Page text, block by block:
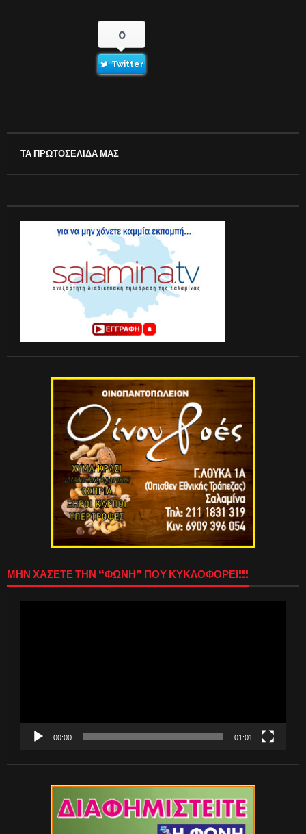
0
Twitter
ΤΑ ΠΡΩΤΟΣΕΛΙΔΑ ΜΑΣ
ΜΗΝ ΧΑΣΕΤΕ ΤΗΝ “ΦΩΝΗ” ΠΟΥ ΚΥΚΛΟΦΟΡΕΙ!!!
00:00 01:01